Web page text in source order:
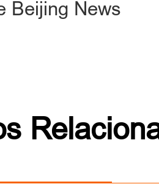
Beijing News